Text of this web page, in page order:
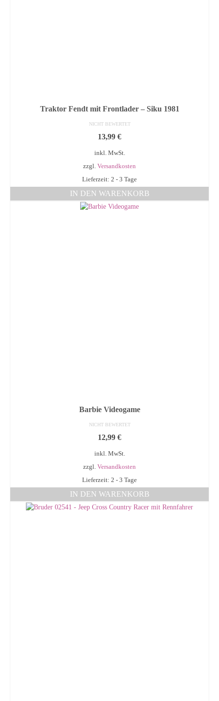
Traktor Fendt mit Frontlader – Siku 1981
NICHT BEWERTET
13,99 €
inkl. MwSt.
zzgl. Versandkosten
Lieferzeit: 2 - 3 Tage
IN DEN WARENKORB
Barbie Videogame
NICHT BEWERTET
12,99 €
inkl. MwSt.
zzgl. Versandkosten
Lieferzeit: 2 - 3 Tage
IN DEN WARENKORB